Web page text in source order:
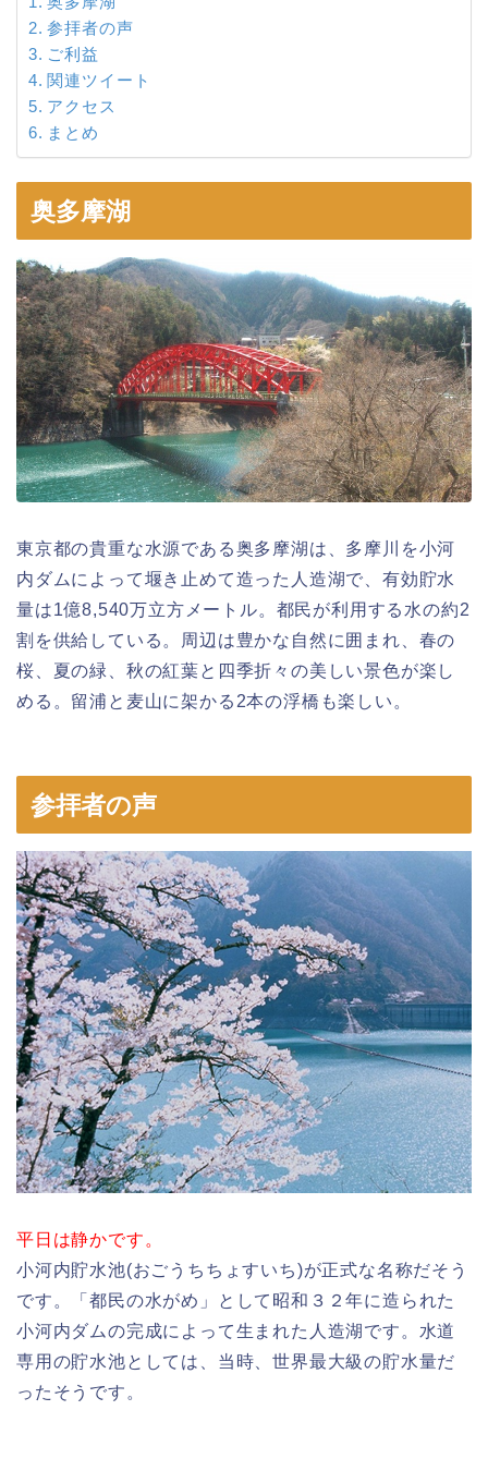
参拝者の声
ご利益
関連ツイート
アクセス
まとめ
奥多摩湖
東京都の貴重な水源である奥多摩湖は、多摩川を小河
内ダムによって堰き止めて造った人造湖で、有効貯水
量は1億8,540万立方メートル。都民が利用する水の約2
割を供給している。周辺は豊かな自然に囲まれ、春の
桜、夏の緑、秋の紅葉と四季折々の美しい景色が楽し
める。留浦と麦山に架かる2本の浮橋も楽しい。
参拝者の声
平日は静かです。
小河内貯水池(おごうちちょすいち)が正式な名称だそう
です。「都民の水がめ」として昭和３２年に造られた
小河内ダムの完成によって生まれた人造湖です。水道
専用の貯水池としては、当時、世界最大級の貯水量だ
ったそうです。